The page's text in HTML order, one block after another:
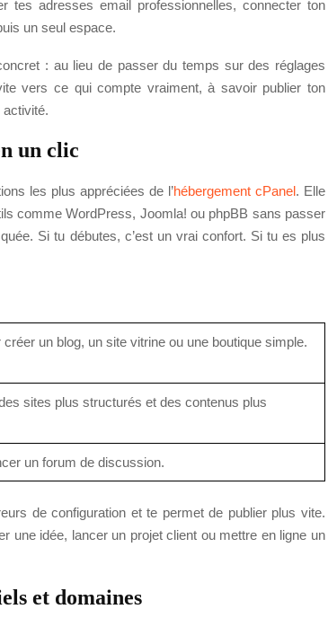
tes adresses email professionnelles, connecter ton
un seul espace.
: au lieu de passer du temps sur des réglages
vers ce qui compte vraiment, à savoir publier ton
activité.
un clic
les plus appréciées de l’hébergement cPanel. Elle
comme WordPress, Joomla! ou phpBB sans passer
Si tu débutes, c’est un vrai confort. Si tu es plus
un blog, un site vitrine ou une boutique simple.
sites plus structurés et des contenus plus
un forum de discussion.
de configuration et te permet de publier plus vite.
une idée, lancer un projet client ou mettre en ligne un
et domaines